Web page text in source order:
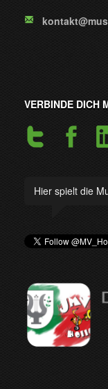
VERBINDE DICH
Hier spielt die